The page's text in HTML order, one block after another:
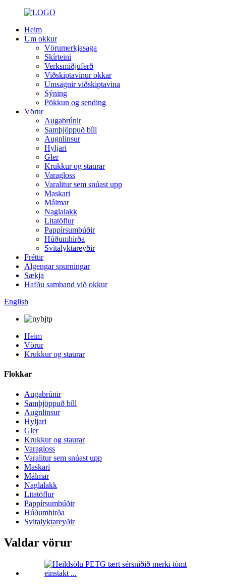
Heim
Um okkur
Vörumerkjasaga
Skírteini
Verksmiðjuferð
Viðskiptavinur okkar
Umsagnir viðskiptavina
Sýning
Pökkun og sending
Vörur
Augabrúnir
Samþjöppuð bíll
Augnlinsur
Hyljari
Gler
Krukkur og staurar
Varagloss
Varalitur sem snúast upp
Maskari
Málmar
Naglalakk
Litatöflur
Pappírsumbúðir
Húðumhirða
Svitalyktareyðir
Fréttir
Algengar spurningar
Sækja
Hafðu samband við okkur
English
Heim
Vörur
Krukkur og staurar
Flokkar
Augabrúnir
Samþjöppuð bíll
Augnlinsur
Hyljari
Gler
Krukkur og staurar
Varagloss
Varalitur sem snúast upp
Maskari
Málmar
Naglalakk
Litatöflur
Pappírsumbúðir
Húðumhirða
Svitalyktareyðir
Valdar vörur